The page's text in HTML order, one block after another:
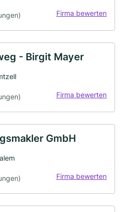
Firma bewerten
- Birgit Mayer
Firma bewerten
GmbH
Firma bewerten